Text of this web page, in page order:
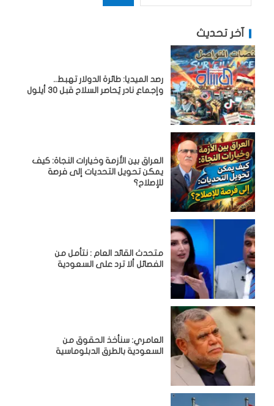
آخر تحديث
رصد الميديا: طائرة الدولار تهبط..
وإجماع نادر يُحاصر السلاح قبل 30 أيلول
العراق بين الأزمة وخيارات النجاة: كيف
يمكن تحويل التحديات إلى فرصة
للإصلاح؟
متحدث القائد العام : نتأمل من
الفصائل ألا ترد على السعودية
العامري: سنأخذ الحقوق من
السعودية بالطرق الدبلوماسية